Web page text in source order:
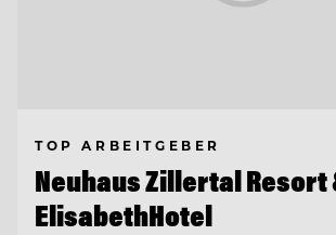
TOP ARBEITGEBER
Neuhaus Zillertal Resort
ElisabethHotel